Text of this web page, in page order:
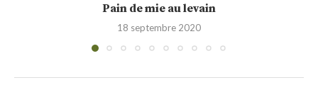
Pain à la farine d’épeautre et au levain...
26 avril 2020